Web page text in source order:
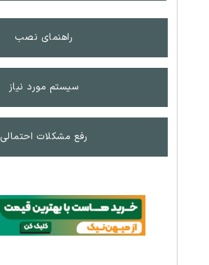
راهنمای نصب
سیستم مورد نیاز
رفع مشکلات احتمالی